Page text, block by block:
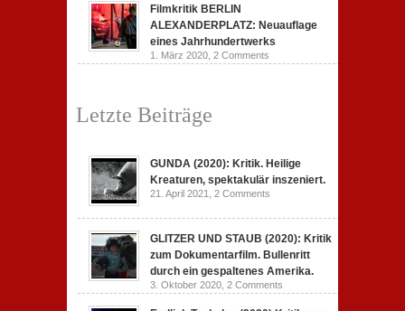
Filmkritik BERLIN
ALEXANDERPLATZ: Neuauflage
eines Jahrhundertwerks
1. März 2020, 2 Comments
Letzte Beiträge
GUNDA (2020): Kritik. Heilige
Kreaturen, spektakulär inszeniert.
21. April 2021, 2 Comments
GLITZER UND STAUB (2020): Kritik
zum Dokumentarfilm. Bullenritt
durch ein gespaltenes Amerika.
3. Oktober 2020, 2 Comments